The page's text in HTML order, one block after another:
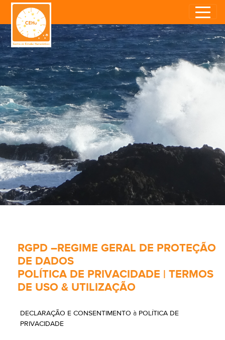
RGPD –REGIME GERAL DE PROTEÇÃO
DE DADOS
POLÍTICA DE PRIVACIDADE | TERMOS
DE USO & UTILIZAÇÃO
DECLARAÇÃO E CONSENTIMENTO à POLÍTICA DE
PRIVACIDADE